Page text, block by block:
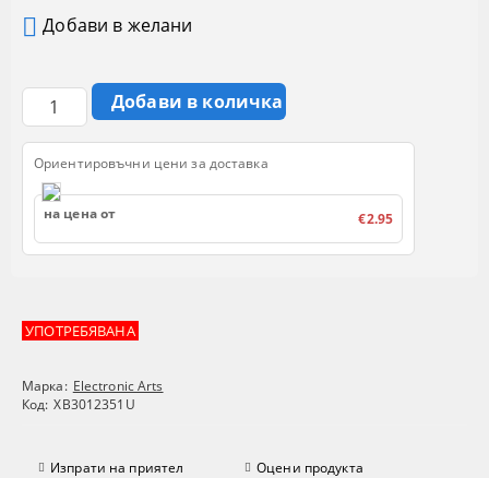
УПОТРЕБЯВАНА
Марка: Electronic Arts
Код: XB3012351U
Изпрати на приятел
Оцени продукта
Добави в желани
Ориентировъчни цени за доставка
на цена от €2.95